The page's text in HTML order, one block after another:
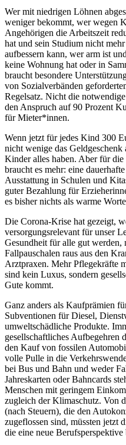
Wer mit niedrigen Löhnen
weniger bekommt, wer wegen
Angehörigen die Arbeitszeit
hat und sein Studium nicht
aufbessern kann, wer arm ist
keine Wohnung hat oder in
braucht besondere
von Sozialverbänden
Regelsatz. Nicht die
den Anspruch auf 90 Prozent
für Mieter*innen.
Wenn jetzt für jedes Kind 300
nicht wenige das
Kinder alles haben. Aber für
braucht es mehr: eine
Ausstattung in Schulen und
guter Bezahlung für
es bisher nichts als warme
Die Corona-Krise hat gezeigt,
versorgungsrelevant für unser
Gesundheit für alle gut werden,
Fallpauschalen raus aus den
Arztpraxen. Mehr Pflegekräfte
sind kein Luxus, sondern
Gute kommt.
Ganz anders als Kaufprämien
Subventionen für Diesel,
umweltschädliche Produkte.
gesellschaftliches Aufbegehren
den Kauf von fossilen
volle Pulle in die
bei Bus und Bahn und weder
Jahreskarten oder Bahncards
Menschen mit geringem
zugleich der Klimaschutz. Von
(nach Steuern), die den
zugeflossen sind, müssten jetzt
die eine neue Berufsperspektive